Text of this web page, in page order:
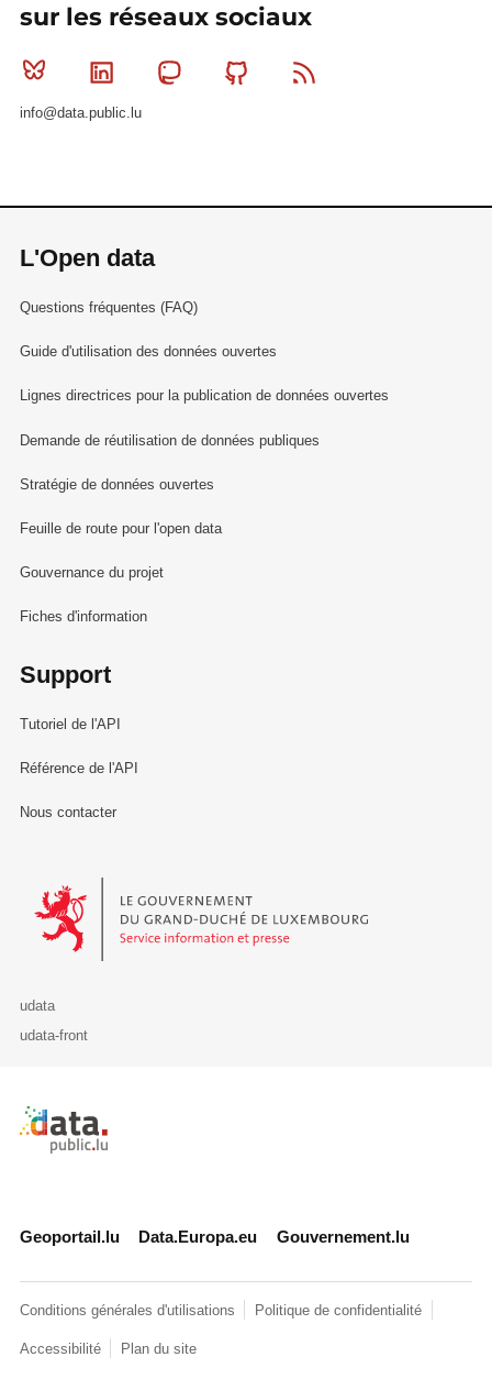
sur les réseaux sociaux
Bluesky Linkedin MastodonGithub
info@data.public.lu
L'Open data
Questions fréquentes (FAQ)
Guide d'utilisation des données ouvertes
Lignes directrices pour la publication de données ouvertes
Demande de réutilisation de données publiques
Stratégie de données ouvertes
Feuille de route pour l'open data
Gouvernance du projet
Fiches d'information
Support
Tutoriel de l'API
Référence de l'API
Nous contacter
Le Gouvernement du Grand-Duché de Luxembourg - Service
udata
udata-front
Retour à l'accueil de data.public.lu
Geoportail.lu Data.Europa.eu Gouvernement.lu
Conditions générales d'utilisations Politique de confidentialité
Accessibilité Plan du site